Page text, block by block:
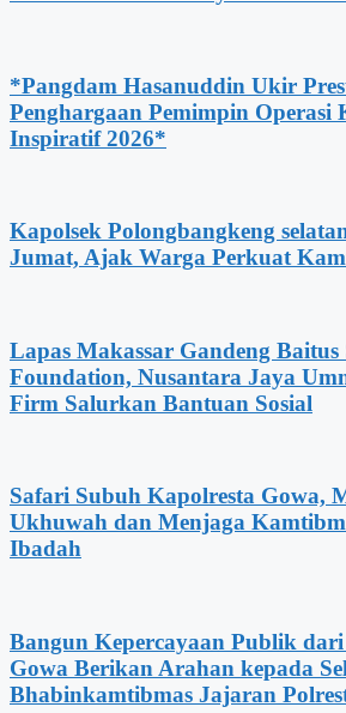
*Pangdam Hasanuddin Ukir
Penghargaan Pemimpin Operasi
Inspiratif 2026*
Kapolsek Polongbangkeng
Jumat, Ajak Warga Perkuat
Lapas Makassar Gandeng Baitus
Foundation, Nusantara Jaya
Firm Salurkan Bantuan Sosial
Safari Subuh Kapolresta Gowa,
Ukhuwah dan Menjaga
Ibadah
Bangun Kepercayaan Publik dari
Gowa Berikan Arahan kepada
Bhabinkamtibmas Jajaran